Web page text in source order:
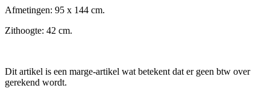
Afmetingen: 95 x 144 cm.
Zithoogte: 42 cm.
Dit artikel is een marge-artikel wat betekent dat er geen btw over
gerekend wordt.